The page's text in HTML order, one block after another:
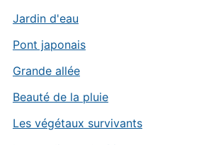
Jardin d'eau
Pont japonais
Grande allée
Beauté de la pluie
Les végétaux survivants